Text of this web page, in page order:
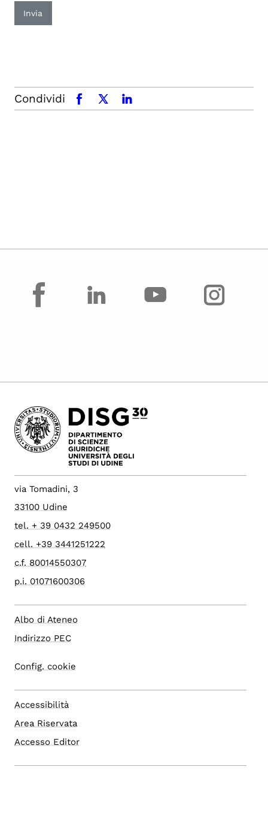
Invia
Condividi facebookx.comlinkedin
facebook
via Tomadini, 3
33100 Udine
tel. + 39 0432 249500
cell. +39 3441251222
c.f. 80014550307
p.i. 01071600306
Albo di Ateneo
Indirizzo PEC
Config. cookie
Accessibilità
Area Riservata
Accesso Editor